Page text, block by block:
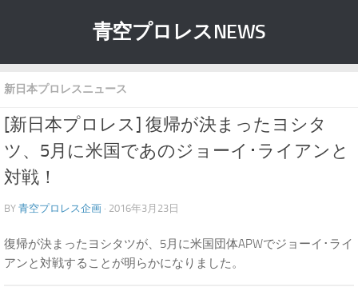
青空プロレスNEWS
新日本プロレスニュース
[新日本プロレス] 復帰が決まったヨシタ
ツ、5月に米国であのジョーイ･ライアンと
対戦！
BY 青空プロレス企画 · 2016年3月23日
復帰が決まったヨシタツが、5月に米国団体APWでジョーイ･ライ
アンと対戦することが明らかになりました。